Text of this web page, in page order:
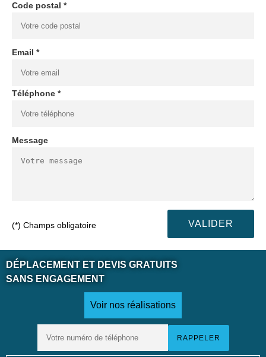
Code postal *
Email *
Téléphone *
Message
(*) Champs obligatoire
DÉPLACEMENT ET DEVIS GRATUITS
SANS ENGAGEMENT
Voir nos réalisations